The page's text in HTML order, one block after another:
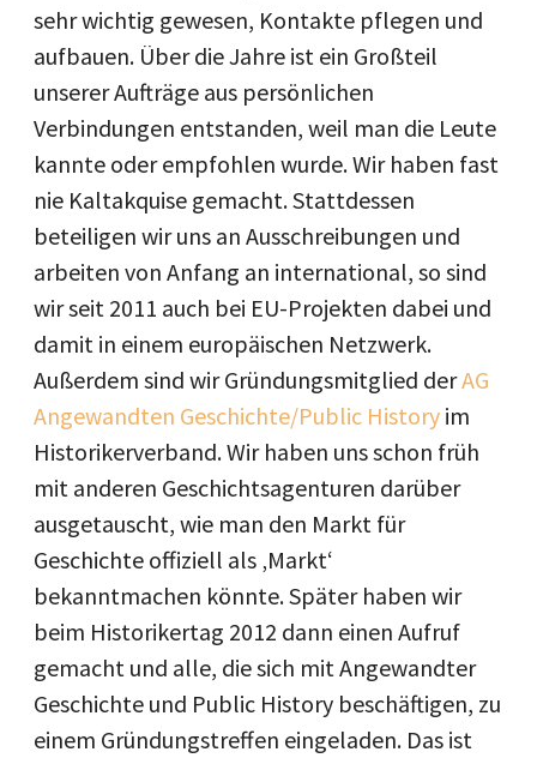
sehr wichtig gewesen, Kontakte pflegen und
aufbauen. Über die Jahre ist ein Großteil
unserer Aufträge aus persönlichen
Verbindungen entstanden, weil man die Leute
kannte oder empfohlen wurde. Wir haben fast
nie Kaltakquise gemacht. Stattdessen
beteiligen wir uns an Ausschreibungen und
arbeiten von Anfang an international, so sind
wir seit 2011 auch bei EU-Projekten dabei und
damit in einem europäischen Netzwerk.
Außerdem sind wir Gründungsmitglied derAG
Angewandten Geschichte/Public History im
Historikerverband. Wir haben uns schon früh
mit anderen Geschichtsagenturen darüber
ausgetauscht, wie man den Markt für
Geschichte offiziell als ‚Markt‘
bekanntmachen könnte. Später haben wir
beim Historikertag 2012 dann einen Aufruf
gemacht und alle, die sich mit Angewandter
Geschichte und Public History beschäftigen, zu
einem Gründungstreffen eingeladen. Das ist